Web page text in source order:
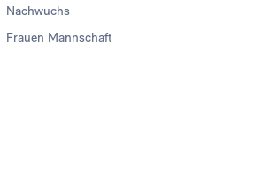
Nachwuchs
Frauen Mannschaft